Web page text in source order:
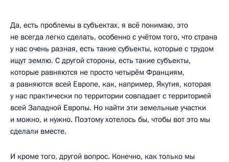
Да, есть проблемы в субъектах, я всё понимаю, это
не всегда легко сделать, особенно с учётом того, что страна
у нас очень разная, есть такие субъекты, которые с трудом
ищут землю. С другой стороны, есть такие субъекты,
которые равняются не просто четырём Франциям,
а равняются всей Европе, как, например, Якутия, которая
у нас практически по территории совпадает с территорией
всей Западной Европы. Но найти эти земельные участки
и можно, и нужно. Поэтому хотелось бы, чтобы вот это мы
сделали вместе.
И кроме того, другой вопрос. Конечно, как только мы